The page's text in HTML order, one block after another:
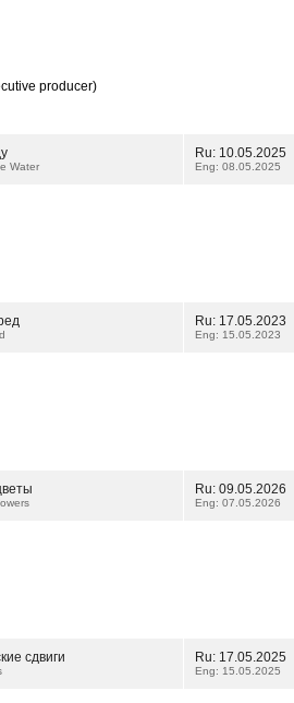
producer)
Water
Ru: 10.05.2025
Eng: 08.05.2025
Ru: 17.05.2023
Eng: 15.05.2023
Ru: 09.05.2026
Eng: 07.05.2026
сдвиги Ru: 17.05.2025
Eng: 15.05.2025